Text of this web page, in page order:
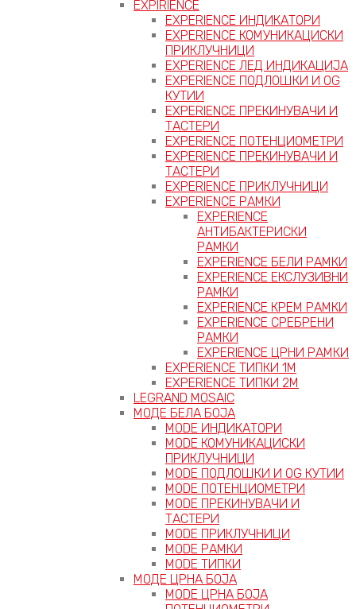
EXPIRIENCE
EXPERIENCE ИНДИКАТОРИ
EXPERIENCE КОМУНИКАЦИСКИ
ПРИКЛУЧНИЦИ
EXPERIENCE ЛЕД ИНДИКАЦИЈА
EXPERIENCE ПОДЛОШКИ И OG
КУТИИ
EXPERIENCE ПРЕКИНУВАЧИ И
ТАСТЕРИ
EXPERIENCE ПОТЕНЦИОМЕТРИ
EXPERIENCE ПРЕКИНУВАЧИ И
ТАСТЕРИ
EXPERIENCE ПРИКЛУЧНИЦИ
EXPERIENCE РАМКИ
EXPERIENCE
АНТИБАКТЕРИСКИ
РАМКИ
EXPERIENCE БЕЛИ РАМКИ
EXPERIENCE ЕКСЛУЗИВНИ
РАМКИ
EXPERIENCE КРЕМ РАМКИ
EXPERIENCE СРЕБРЕНИ
РАМКИ
EXPERIENCE ЦРНИ РАМКИ
EXPERIENCE ТИПКИ 1M
EXPERIENCE ТИПКИ 2М
LEGRAND MOSAIC
МОДЕ БЕЛА БОЈА
MODE ИНДИКАТОРИ
MODE КОМУНИКАЦИСКИ
ПРИКЛУЧНИЦИ
MODE ПОДЛОШКИ И OG КУТИИ
MODE ПОТЕНЦИОМЕТРИ
MODE ПРEКИНУВАЧИ И
ТАСТЕРИ
MODE ПРИКЛУЧНИЦИ
MODE РАМКИ
MODE ТИПКИ
МОДЕ ЦРНА БОЈА
MODE ЦРНА БОЈА